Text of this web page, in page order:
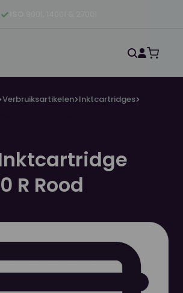
Verbruiksartikelen Inktcartridges
R Rood